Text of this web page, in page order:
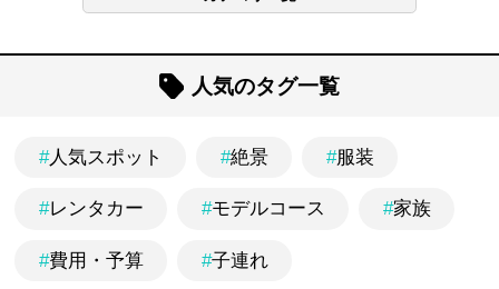
人気のタグ一覧
#人気スポット #絶景 #服装
#レンタカー #モデルコース #家族
#費用・予算 #子連れ